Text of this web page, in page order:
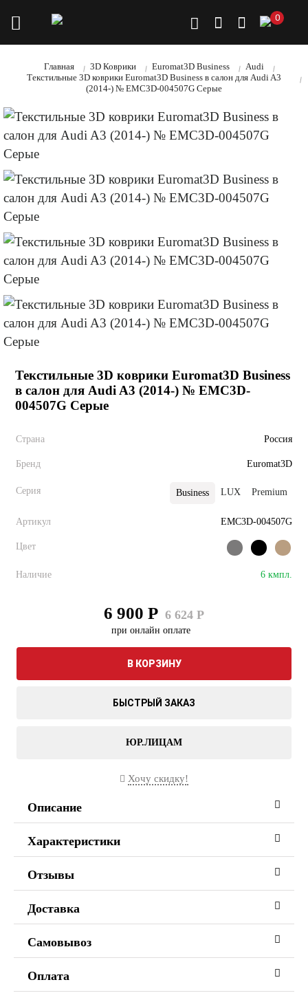
0
Главная 3D Коврики Euromat3D Business
Audi
Текстильные 3D коврики Euromat3D Business в салон для Audi A3
(2014-) № EMC3D-004507G Серые
Текстильные 3D коврики Euromat3D Business
в салон для Audi A3 (2014-) № EMC3D-
004507G Серые
Страна Россия
Бренд Euromat3D
Серия Business LUX Premium
Артикул EMC3D-004507G
Цвет
Наличие 6 кмпл.
6 900 Р 6 624 Р
при онлайн оплате
В КОРЗИНУ
БЫСТРЫЙ ЗАКАЗ
ЮР.ЛИЦАМ
Хочу скидку!
Описание
Характеристики
Отзывы
Доставка
Самовывоз
Оплата